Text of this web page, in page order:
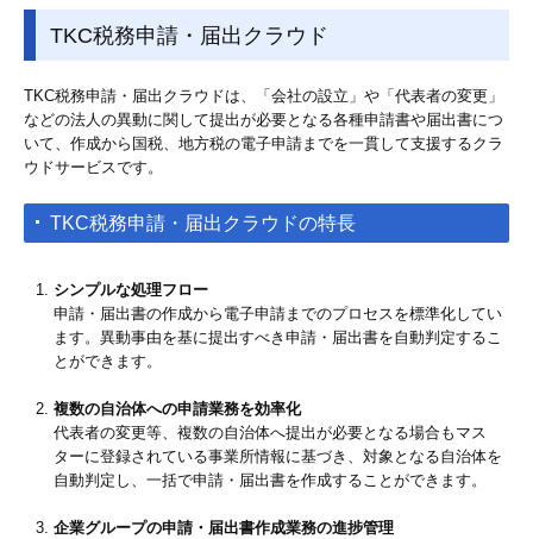
TKC税務申請・届出クラウド
TKC税務申請・届出クラウドは、「会社の設立」や「代表者の変更」
などの法人の異動に関して提出が必要となる各種申請書や届出書につ
いて、作成から国税、地方税の電子申請までを一貫して支援するクラ
ウドサービスです。
TKC税務申請・届出クラウドの特長
シンプルな処理フロー
申請・届出書の作成から電子申請までのプロセスを標準化してい
ます。異動事由を基に提出すべき申請・届出書を自動判定するこ
とができます。
複数の自治体への申請業務を効率化
代表者の変更等、複数の自治体へ提出が必要となる場合もマス
ターに登録されている事業所情報に基づき、対象となる自治体を
自動判定し、一括で申請・届出書を作成することができます。
企業グループの申請・届出書作成業務の進捗管理